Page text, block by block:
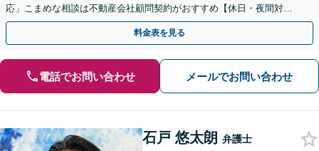
応」こまめな相談は不動産会社顧問契約がおすすめ【休日・夜間対
応】【WEB相談可】【錦糸町3分】
料金表を見る
電話でお問い合わせ メールでお問い合わせ
石戸 悠太朗 弁護士